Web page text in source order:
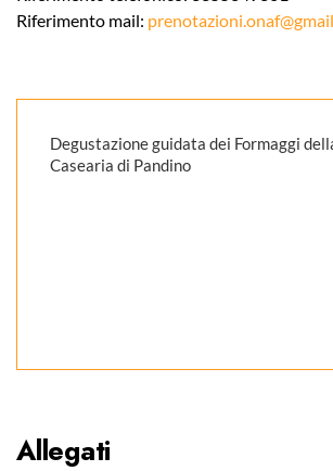
Riferimento mail:
Degustazione guidata dei Formaggi
Casearia di Pandino
Allegati